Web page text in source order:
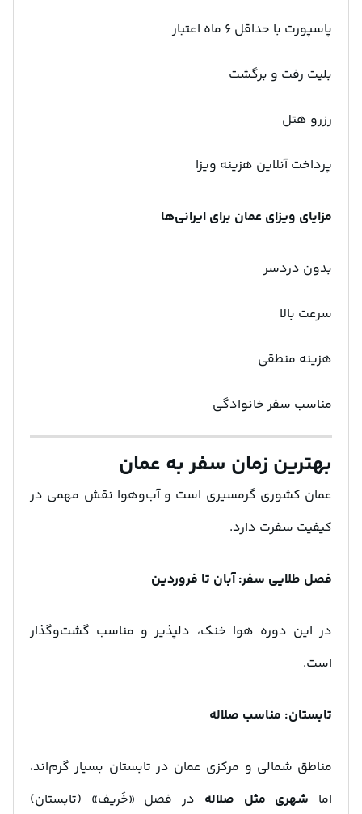
پاسپورت با حداقل ۶ ماه اعتبار
بلیت رفت و برگشت
رزرو هتل
پرداخت آنلاین هزینه ویزا
مزایای ویزای عمان برای ایرانی‌ها
بدون دردسر
سرعت بالا
هزینه منطقی
مناسب سفر خانوادگی
بهترین زمان سفر به عمان
عمان کشوری گرمسیری است و آب‌وهوا نقش مهمی در
کیفیت سفرت دارد.
فصل طلایی سفر: آبان تا فروردین
در این دوره هوا خنک، دلپذیر و مناسب گشت‌وگذار
است.
تابستان: مناسب صلاله
مناطق شمالی و مرکزی عمان در تابستان بسیار گرم‌اند،
اما شهری مثل صلاله در فصل «خَریف» (تابستان)